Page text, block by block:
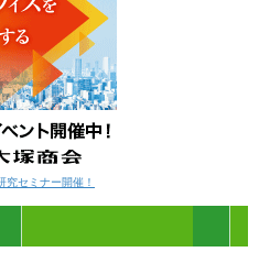
究セミナー開催！